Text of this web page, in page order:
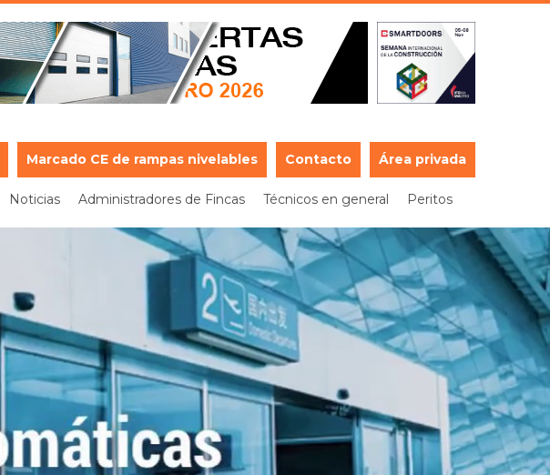
Marcado CE de rampas nivelables Contacto Área privada
Noticias Administradores de Fincas Técnicos en general Peritos